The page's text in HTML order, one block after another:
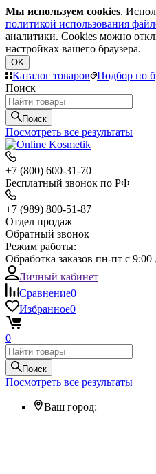
Мы используем cookies.
политикой использования
аналитики. Cookies можно
настройках вашего браузера.
OK
Каталог товаров
Подбор по
Поиск
Поиск
Посмотреть все результаты
+7 (800) 600-31-70
Бесплатный звонок по РФ
+7 (989) 800-51-87
Отдел продаж
Обратный звонок
Режим работы:
Обработка заказов пн-пт с 9:00
Личный кабинет
Сравнение0
Избранное0
0
Поиск
Посмотреть все результаты
Ваш город: